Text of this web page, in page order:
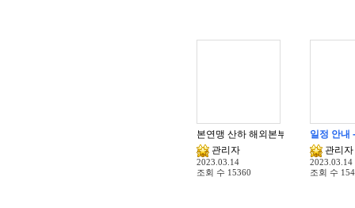
관리자
2023.03.14
조회 수 15360
일정 안내
관리자
2023.03.14
조회 수